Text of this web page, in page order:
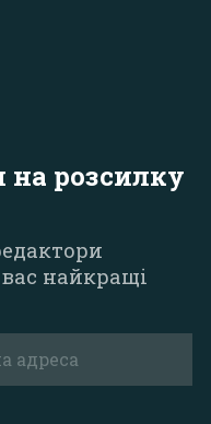
на розсилку
найкращі